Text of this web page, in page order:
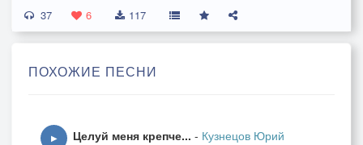
Теперь лишь память будут долго бередить
Картины счастья, что мы рисовали.
По тем мечтам, что мы не удержали.
В осеннем пламени – дотла, бесследно.
37 6 117
ПОХОЖИЕ ПЕСНИ
▶ Целуй меня крепче... - Кузнецов Юрий